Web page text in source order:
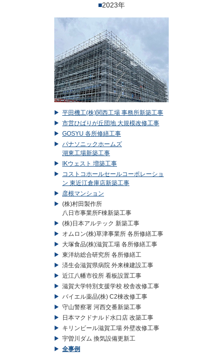
■2023年
平田機工(株)関西工場 事務所新築工事
市営ひばりが丘団地 大規模改修工事
GOSYU 各所修繕工事
パナソニックホームズ
湖東工場新築工事
IKウェスト 増築工事
コストコホールセールコーポレーショ
ン 東近江倉庫店新築工事
彦根マンション
(株)村田製作所
八日市事業所F棟新築工事
(株)日本アルテック 新築工事
オムロン(株)草津事業所 各所修繕工事
大塚食品(株)滋賀工場 各所修繕工事
東洋紡総合研究所 各所修繕工
済生会滋賀県病院 外来棟建設工事
近江八幡市役所 看板設置工事
滋賀大学特別支援学校 校舎改修工事
バイエル薬品(株) C2棟改修工事
守山警察署 河西交番新築工事
日本マクドナルド水口店 改築工事
キリンビール滋賀工場 外壁改修工事
宇曽川ダム 換気設備更新工
全事例